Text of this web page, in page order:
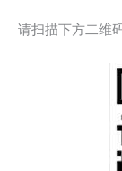
请扫描下方二维